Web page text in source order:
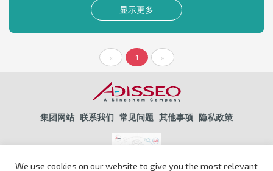
显示更多
« 1 »
集团网站 联系我们 常见问题 其他事项 隐私政策
We use cookies on our website to give you the most relevant